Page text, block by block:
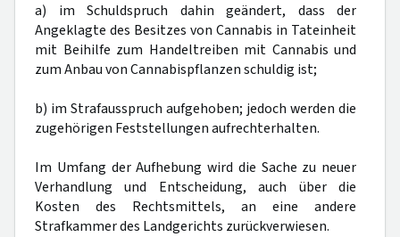
a) im Schuldspruch dahin geändert, dass der
Angeklagte des Besitzes von Cannabis in Tateinheit
mit Beihilfe zum Handeltreiben mit Cannabis und
zum Anbau von Cannabispflanzen schuldig ist;
b) im Strafausspruch aufgehoben; jedoch werden die
zugehörigen Feststellungen aufrechterhalten.
Im Umfang der Aufhebung wird die Sache zu neuer
Verhandlung und Entscheidung, auch über die
Kosten des Rechtsmittels, an eine andere
Strafkammer des Landgerichts zurückverwiesen.